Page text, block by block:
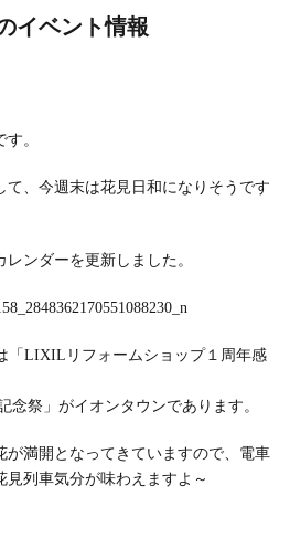
イベント情報
。
て、今週末は花見日和になりそうです
ンダーを更新しました。
「LIXILリフォームショップ１周年感
念祭」がイオンタウンであります。
が満開となってきていますので、電車
列車気分が味わえますよ～